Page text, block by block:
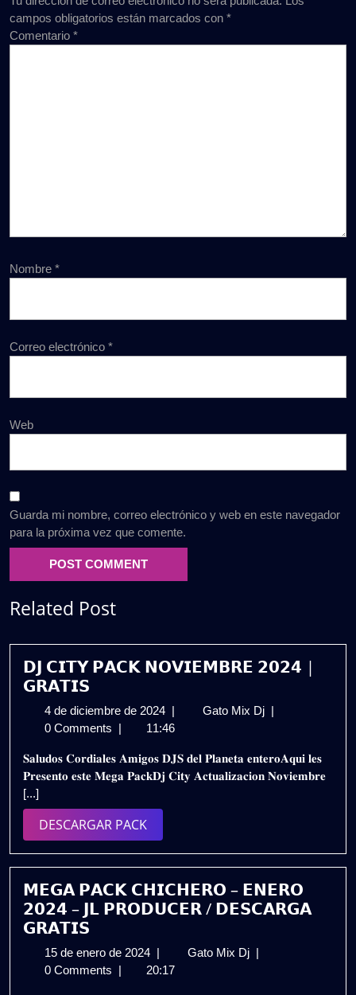
campos obligatorios están marcados con *
Comentario *
Nombre *
Correo electrónico *
Web
Guarda mi nombre, correo electrónico y web en este navegador
para la próxima vez que comente.
Related Post
𝗗𝗝 𝗖𝗜𝗧𝗬 𝗣𝗔𝗖𝗞 𝗡𝗢𝗩𝗜𝗘𝗠𝗕𝗥𝗘 𝟮𝟬𝟮𝟰 |
𝗚𝗥𝗔𝗧𝗜𝗦
4 de diciembre de 2024 4
de
de
2024
| Gato Mix Dj 𝗗𝗝
𝗡𝗢𝗩𝗜𝗘𝗠𝗕𝗥𝗘
𝟮𝟬𝟮𝟰
|
0 Comments | 11:46
𝐒𝐚𝐥𝐮𝐝𝐨𝐬 𝐂𝐨𝐫𝐝𝐢𝐚𝐥𝐞𝐬 𝐀𝐦𝐢𝐠𝐨𝐬 𝐃𝐉𝐒 𝐝𝐞𝐥 𝐏𝐥𝐚𝐧𝐞𝐭𝐚 𝐞𝐧𝐭𝐞𝐫𝐨𝐀𝐪𝐮𝐢 𝐥𝐞𝐬
𝐏𝐫𝐞𝐬𝐞𝐧𝐭𝐨 𝐞𝐬𝐭𝐞 𝐌𝐞𝐠𝐚 𝐏𝐚𝐜𝐤𝐃𝐣 𝐂𝐢𝐭𝐲 𝐀𝐜𝐭𝐮𝐚𝐥𝐢𝐳𝐚𝐜𝐢𝐨𝐧 𝐍𝐨𝐯𝐢𝐞𝐦𝐛𝐫𝐞
[...]
DESCARGAR PACKDESCARGAR
PACK
𝗠𝗘𝗚𝗔 𝗣𝗔𝗖𝗞 𝗖𝗛𝗜𝗖𝗛𝗘𝗥𝗢 – 𝗘𝗡𝗘𝗥𝗢
𝟮𝟬𝟮𝟰 – 𝗝𝗟 𝗣𝗥𝗢𝗗𝗨𝗖𝗘𝗥 / 𝗗𝗘𝗦𝗖𝗔𝗥𝗚𝗔
𝗚𝗥𝗔𝗧𝗜𝗦
15 de enero de 2024 15
de
| Gato Mix Dj 𝗠𝗘𝗚𝗔
|
0 Comments | 20:17